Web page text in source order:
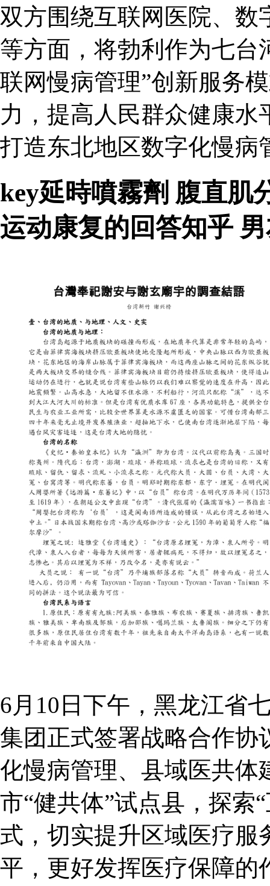
双方围绕互联网医院、数
等方面，将勃利作为七台
联网慢病管理”创新服务
力，提高人民群众健康
打造东北地区数字化慢病
key延時噴霧劑 腹直肌
运动康复的回答知乎
6月10日下午，黑龙江省
集团正式签署战略合作协
化慢病管理、县域医共体
市“健共体”试点县，探索
式，切实提升区域医疗服
平，更好发挥医疗保障的